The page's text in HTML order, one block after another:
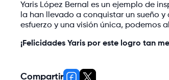
Yaris López Bernal es un ejemplo de
la han llevado a conquistar un sueño
esfuerzo y una visión única, podemos
¡Felicidades Yaris por este logro tan
Compartir